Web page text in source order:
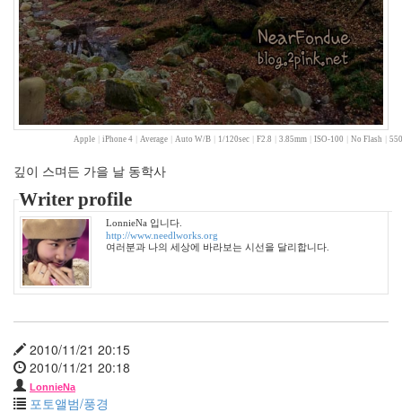
Apple| iPhone 4| Average| Auto W/B| 1/120sec| F2.8 3.85mm| ISO-100 No Flash
깊이 스며든 가을 날 동학사
Writer profile
LonnieNa 입니다.
http://www.needlworks.org
여러분과 나의 세상에 바라보는 시선을 달리합니다.
2010/11/21 20:15
2010/11/21 20:18
LonnieNa
포토앨범/풍경
2
2008
년
9
월
2
2008
년
월
2008
년
11
월
1
2008
12
월
7
2009
년